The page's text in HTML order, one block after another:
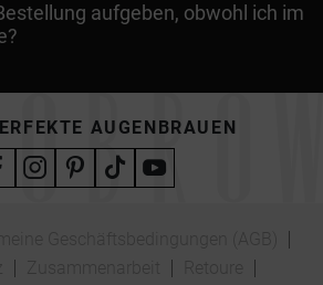
aufgeben, obwohl ich im
AUGENBRAUEN